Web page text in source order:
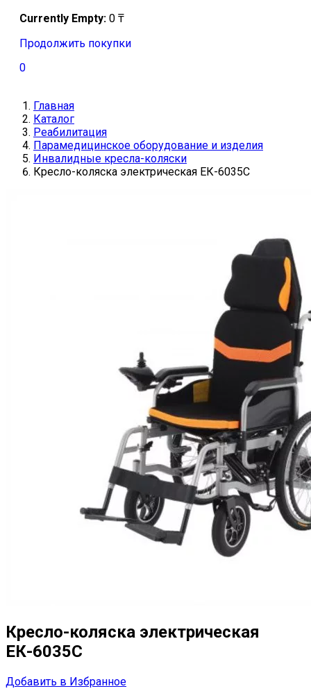
Currently Empty: 0 ₸
Продолжить покупки
0
Главная
Каталог
Реабилитация
Парамедицинское оборудование и изделия
Инвалидные кресла-коляски
Кресло-коляска электрическая ЕК-6035С
Кресло-коляска электрическая
ЕК-6035С
Добавить в Избранное